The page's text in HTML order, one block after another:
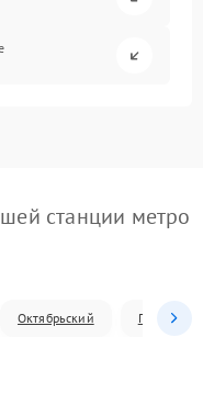
станции метро
Октябрьский